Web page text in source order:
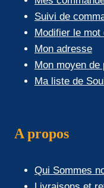
Suivi de
Modifier le mot
Mon adresse
Mon moyen de
Ma liste de
A propos
Qui Sommes